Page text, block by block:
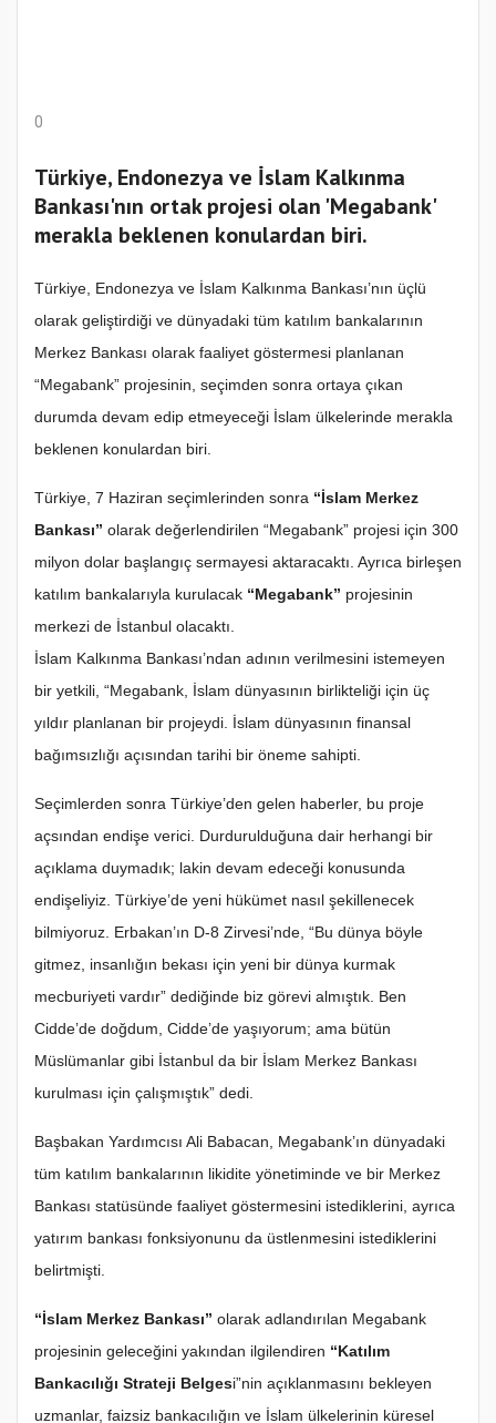
0
Türkiye, Endonezya ve İslam Kalkınma
Bankası'nın ortak projesi olan 'Megabank'
merakla beklenen konulardan biri.
Türkiye, Endonezya ve İslam Kalkınma Bankası’nın üçlü
olarak geliştirdiği ve dünyadaki tüm katılım bankalarının
Merkez Bankası olarak faaliyet göstermesi planlanan
“Megabank” projesinin, seçimden sonra ortaya çıkan
durumda devam edip etmeyeceği İslam ülkelerinde merakla
beklenen konulardan biri.
Türkiye, 7 Haziran seçimlerinden sonra “İslam Merkez
Bankası” olarak değerlendirilen “Megabank” projesi için 300
milyon dolar başlangıç sermayesi aktaracaktı. Ayrıca birleşen
katılım bankalarıyla kurulacak “Megabank” projesinin
merkezi de İstanbul olacaktı.
İslam Kalkınma Bankası’ndan adının verilmesini istemeyen
bir yetkili, “Megabank, İslam dünyasının birlikteliği için üç
yıldır planlanan bir projeydi. İslam dünyasının finansal
bağımsızlığı açısından tarihi bir öneme sahipti.
Seçimlerden sonra Türkiye’den gelen haberler, bu proje
açsından endişe verici. Durdurulduğuna dair herhangi bir
açıklama duymadık; lakin devam edeceği konusunda
endişeliyiz. Türkiye’de yeni hükümet nasıl şekillenecek
bilmiyoruz. Erbakan’ın D-8 Zirvesi’nde, “Bu dünya böyle
gitmez, insanlığın bekası için yeni bir dünya kurmak
mecburiyeti vardır” dediğinde biz görevi almıştık. Ben
Cidde’de doğdum, Cidde’de yaşıyorum; ama bütün
Müslümanlar gibi İstanbul da bir İslam Merkez Bankası
kurulması için çalışmıştık” dedi.
Başbakan Yardımcısı Ali Babacan, Megabank’ın dünyadaki
tüm katılım bankalarının likidite yönetiminde ve bir Merkez
Bankası statüsünde faaliyet göstermesini istediklerini, ayrıca
yatırım bankası fonksiyonunu da üstlenmesini istediklerini
belirtmişti.
“İslam Merkez Bankası” olarak adlandırılan Megabank
projesinin geleceğini yakından ilgilendiren “Katılım
Bankacılığı Strateji Belgesi”nin açıklanmasını bekleyen
uzmanlar, faizsiz bankacılığın ve İslam ülkelerinin küresel